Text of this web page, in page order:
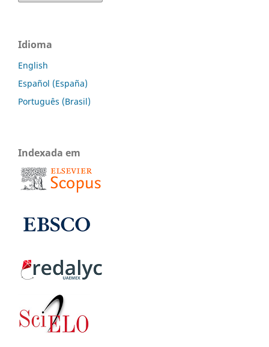
Idioma
English
Español (España)
Português (Brasil)
Indexada em